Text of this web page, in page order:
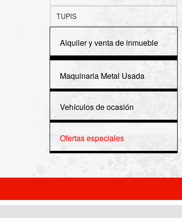
TUPIS
Alquiler y venta de inmueble
Maquinaria Metal Usada
Vehículos de ocasión
Ofertas especiales